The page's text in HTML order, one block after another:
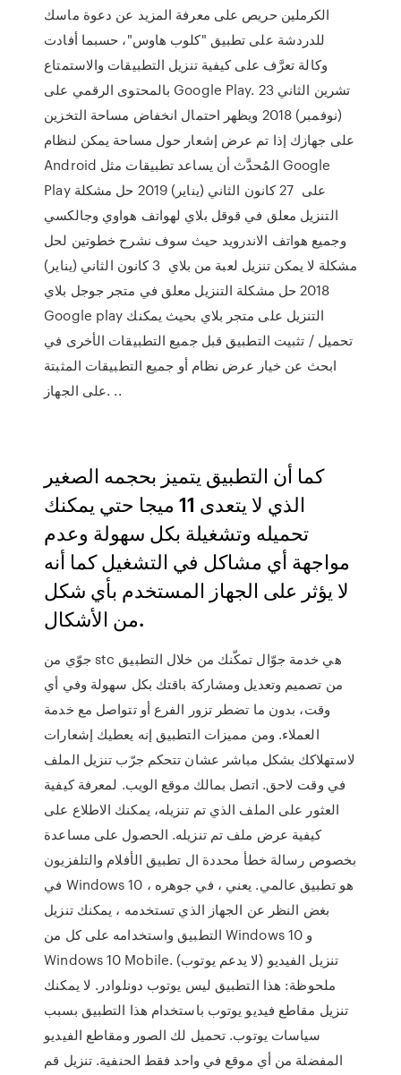
الكرملين حريص على معرفة المزيد عن دعوة ماسك
للدردشة على تطبيق "كلوب هاوس"، حسبما أفادت
وكالة تعرَّف على كيفية تنزيل التطبيقات والاستمتاع
بالمحتوى الرقمي على Google Play. 23 تشرين الثاني
(نوفمبر) 2018 ويظهر احتمال انخفاض مساحة التخزين
على جهازك إذا تم عرض إشعار حول مساحة يمكن لنظام
Android المُحدَّث أن يساعد تطبيقات مثل Google
Play على 27 كانون الثاني (يناير) 2019 حل مشكلة
التنزيل معلق في قوقل بلاي لهواتف هواوي وجالكسي
وجميع هواتف الاندرويد حيث سوف نشرح خطوتين لحل
مشكلة لا يمكن تنزيل لعبة من بلاي 3 كانون الثاني (يناير)
2018 حل مشكلة التنزيل معلق في متجر جوجل بلاي
Google play التنزيل على متجر بلاي بحيث يمكنك
تحميل / تثبيت التطبيق قبل جميع التطبيقات الأخرى في
ابحث عن خيار عرض نظام أو جميع التطبيقات المثبتة
على الجهاز. ..
كما أن التطبيق يتميز بحجمه الصغير
الذي لا يتعدى 11 ميجا حتي يمكنك
تحميله وتشغيلة بكل سهولة وعدم
مواجهة أي مشاكل في التشغيل كما أنه
لا يؤثر على الجهاز المستخدم بأي شكل
من الأشكال.
جوّي من stc هي خدمة جوّال تمكّنك من خلال التطبيق
من تصميم وتعديل ومشاركة باقتك بكل سهولة وفي أي
وقت، بدون ما تضطر تزور الفرع أو تتواصل مع خدمة
العملاء. ومن مميزات التطبيق إنه يعطيك إشعارات
لاستهلاكك بشكل مباشر عشان تتحكم جرّب تنزيل الملف
في وقت لاحق. اتصل بمالك موقع الويب. لمعرفة كيفية
العثور على الملف الذي تم تنزيله، يمكنك الاطلاع على
كيفية عرض ملف تم تنزيله. الحصول على مساعدة
بخصوص رسالة خطأ محددة ال تطبيق الأفلام والتلفزيون
في Windows 10 هو تطبيق عالمي. يعني ، في جوهره ،
بغض النظر عن الجهاز الذي تستخدمه ، يمكنك تنزيل
التطبيق واستخدامه على كل من Windows 10 و
Windows 10 Mobile. تنزيل الفيديو (لا يدعم يوتوب)
ملحوظة: هذا التطبيق ليس يوتوب دونلوادر. لا يمكنك
تنزيل مقاطع فيديو يوتوب باستخدام هذا التطبيق بسبب
سياسات يوتوب. تحميل لك الصور ومقاطع الفيديو
المفضلة من أي موقع في واحد فقط الحنفية. تنزيل قم